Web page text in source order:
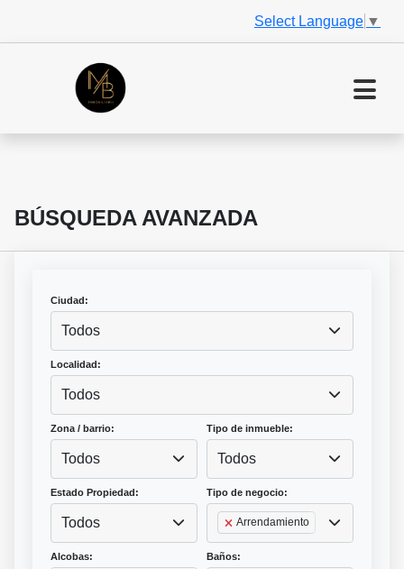
Select Language ▼
BÚSQUEDA AVANZADA
Ciudad:
Todos
Localidad:
Todos
Zona / barrio:
Todos
Tipo de inmueble:
Todos
Estado Propiedad:
Todos
Tipo de negocio:
Arrendamiento
Alcobas: Baños: